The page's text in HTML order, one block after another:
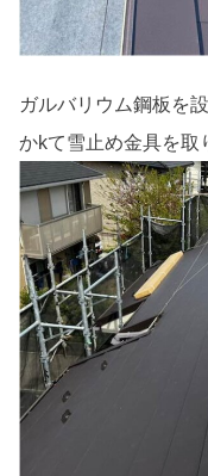
ガルバリウム鋼板を
かkて雪止め金具を取